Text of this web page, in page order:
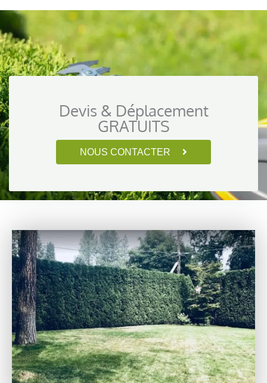
Devis & Déplacement
GRATUITS
NOUS CONTACTER